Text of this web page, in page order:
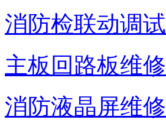
消防检联动调试
主板回路板维修
消防液晶屏维修